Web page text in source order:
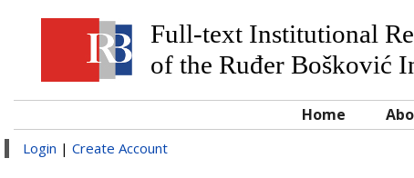
Full-text Institutional
of the Ruđer Bošković
Home
Login | Create Account